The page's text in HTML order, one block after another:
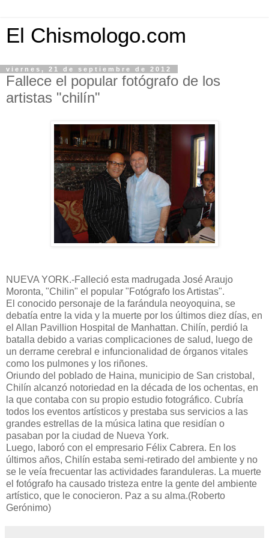
El Chismologo.com
viernes, 21 de septiembre de 2012
Fallece el popular fotógrafo de los
artistas "chilín"
NUEVA YORK.-Falleció esta madrugada José Araujo
Moronta, "Chilin" el popular "Fotógrafo los Artistas".
El conocido personaje de la farándula neoyoquina, se
debatía entre la vida y la muerte por los últimos diez días, en
el Allan Pavillion Hospital de Manhattan. Chilín, perdió la
batalla debido a varias complicaciones de salud, luego de
un derrame cerebral e infuncionalidad de órganos vitales
como los pulmones y los riñones.
Oriundo del poblado de Haina, municipio de San cristobal,
Chilín alcanzó notoriedad en la década de los ochentas, en
la que contaba con su propio estudio fotográfico. Cubría
todos los eventos artísticos y prestaba sus servicios a las
grandes estrellas de la música latina que residían o
pasaban por la ciudad de Nueva York.
Luego, laboró con el empresario Félix Cabrera. En los
últimos años, Chilín estaba semi-retirado del ambiente y no
se le veía frecuentar las actividades faranduleras. La muerte
el fotógrafo ha causado tristeza entre la gente del ambiente
artístico, que le conocieron. Paz a su alma.(Roberto
Gerónimo)